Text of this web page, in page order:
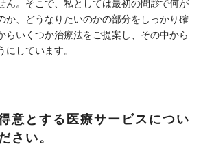
ん。そこで、私としては最初の問診で何が
か、どうなりたいのかの部分をしっかり確
らいくつか治療法をご提案し、その中から
にしています。
とする医療サービスについ
さい。